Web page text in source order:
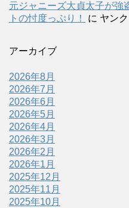
元ジャニーズ大貞太子が強
トの忖度っぷり！
に ヤンク
アーカイブ
2026年8月
2026年7月
2026年6月
2026年5月
2026年4月
2026年3月
2026年2月
2026年1月
2025年12月
2025年11月
2025年10月